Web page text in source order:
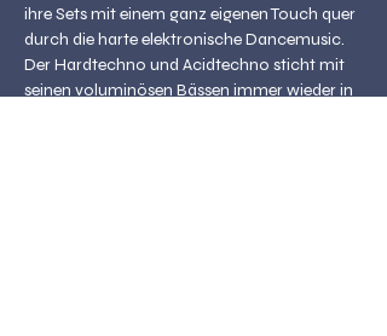
ihre Sets mit einem ganz eigenen Touch quer
durch die harte elektronische Dancemusic.
Der Hardtechno und Acidtechno sticht mit
seinen voluminösen Bässen immer wieder in